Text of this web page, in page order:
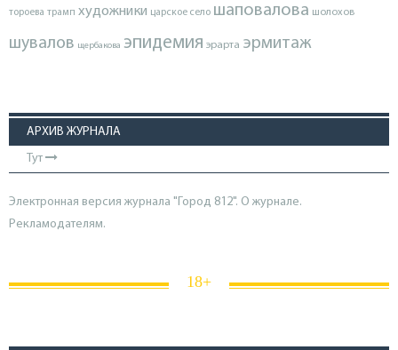
тороева трамп художники царское село шаповалова шолохов
шувалов щербакова эпидемия эрарта эрмитаж
АРХИВ ЖУРНАЛА
Тут
Электронная версия журнала "Город 812". О журнале.
Рекламодателям.
18+